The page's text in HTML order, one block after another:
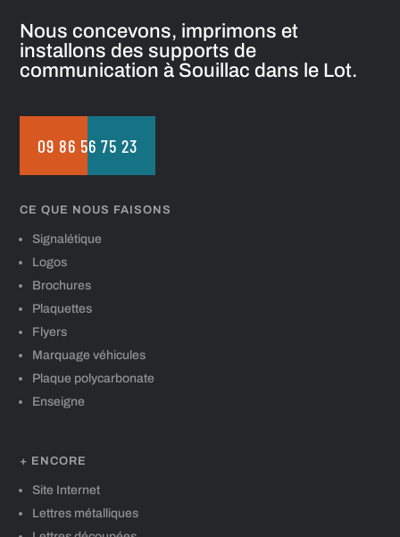
Nous concevons, imprimons et
installons des supports de
communication à Souillac dans le Lot.
09 86 56 75 23
CE QUE NOUS FAISONS
Signalétique
Logos
Brochures
Plaquettes
Flyers
Marquage véhicules
Plaque polycarbonate
Enseigne
+ ENCORE
Site Internet
Lettres métalliques